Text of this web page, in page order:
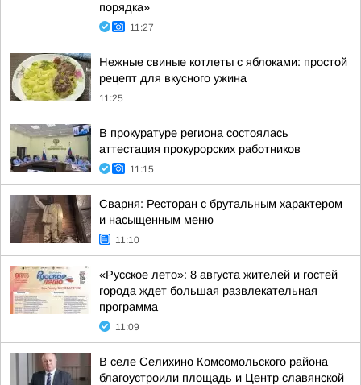
порядка»
11:27
Нежные свиные котлеты с яблоками: простой
рецепт для вкусного ужина
11:25
В прокуратуре региона состоялась
аттестация прокурорских работников
11:15
Сварня: Ресторан с брутальным характером
и насыщенным меню
11:10
«Русское лето»: 8 августа жителей и гостей
города ждет большая развлекательная
программа
11:09
В селе Селихино Комсомольского района
благоустроили площадь и Центр славянской